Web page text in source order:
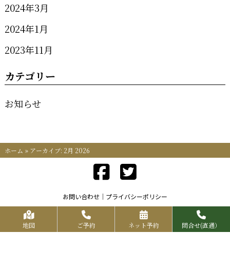
2024年3月
2024年1月
2023年11月
カテゴリー
お知らせ
ホーム » アーカイブ: 2月 2026
お問い合わせ プライバシーポリシー
Copyrights KR FOOD SERVICE All Rights Reserved.
地図 ご予約 ネット予約 問合せ(直通）